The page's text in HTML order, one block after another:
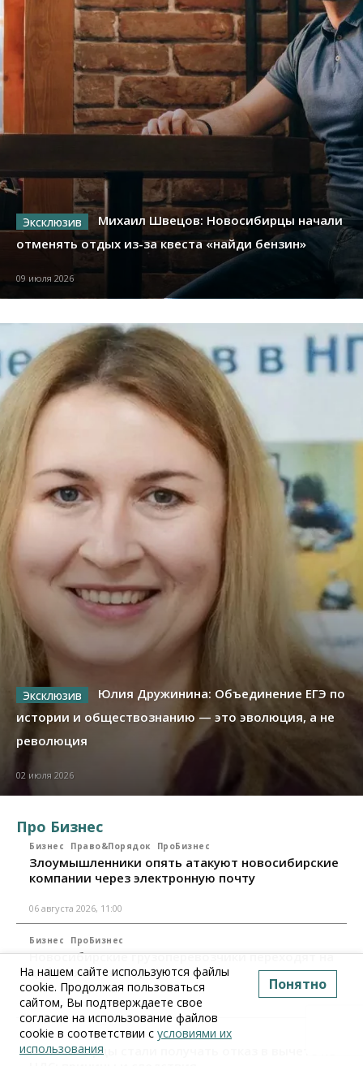
Михаил Швецов: Новосибирцы начали
отменять отдых из-за квеста «найди бензин»
09 июля 2026
Юлия Дружинина: Объединение ЕГЭ по
истории и обществознанию — это эволюция, а не
революция
02 июля 2026
Про Бизнес
Бизнес Право&Порядок ПроБизнес
Злоумышленники опять атакуют новосибирские
компании через электронную почту
06 августа 2026, 11:00
Бизнес ПроБизнес
Новосибирские грузоперевозчики переходят на
цифровые накладные
28 июля 2026, 11:00
Бизнес ПроБизнес
Новосибирцы стали получать отказ в вычете по
На нашем сайте используются файлы
cookie. Продолжая пользоваться
сайтом, Вы подтверждаете свое
согласие на использование файлов
cookie в соответствии с условиями их
использования
Понятно